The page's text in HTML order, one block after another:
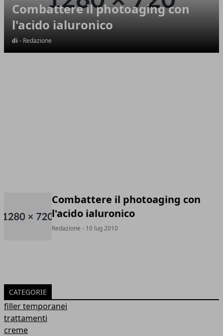
Combattere il photoaging con
l'acido ialuronico
di - Redazione
Combattere il photoaging con
l'acido ialuronico
Redazione - 10 lug 2010
CATEGORIE
filler temporanei
trattamenti
creme